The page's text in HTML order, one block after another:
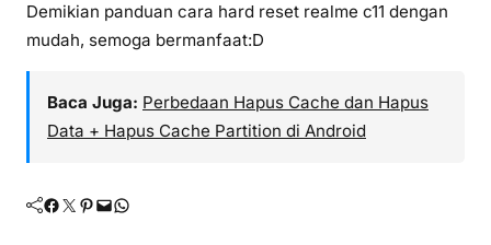
Demikian panduan cara hard reset realme c11 dengan
mudah, semoga bermanfaat:D
Baca Juga: Perbedaan Hapus Cache dan Hapus
Data + Hapus Cache Partition di Android
Facebook Twitter Pinterest Mail WhatsApp